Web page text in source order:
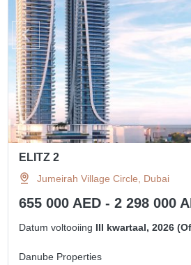
ELITZ 2
Jumeirah Village Circle, Dubai
655 000 AED - 2 298 000
Datum voltooiing III kwartaal, 2026
Danube Properties